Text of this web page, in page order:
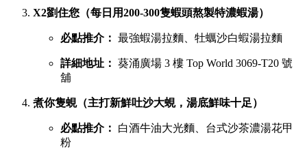
X2劉住您（每日用200-300隻蝦頭熬製特濃蝦湯）
必點推介： 最強蝦湯拉麵、牡蠣沙白蝦湯拉麵
詳細地址： 葵涌廣場 3 樓 Top World 3069-T20 號
舖
煮你隻蜆（主打新鮮吐沙大蜆，湯底鮮味十足）
必點推介：
白酒牛油大光麵、台式沙茶濃湯花甲
粉